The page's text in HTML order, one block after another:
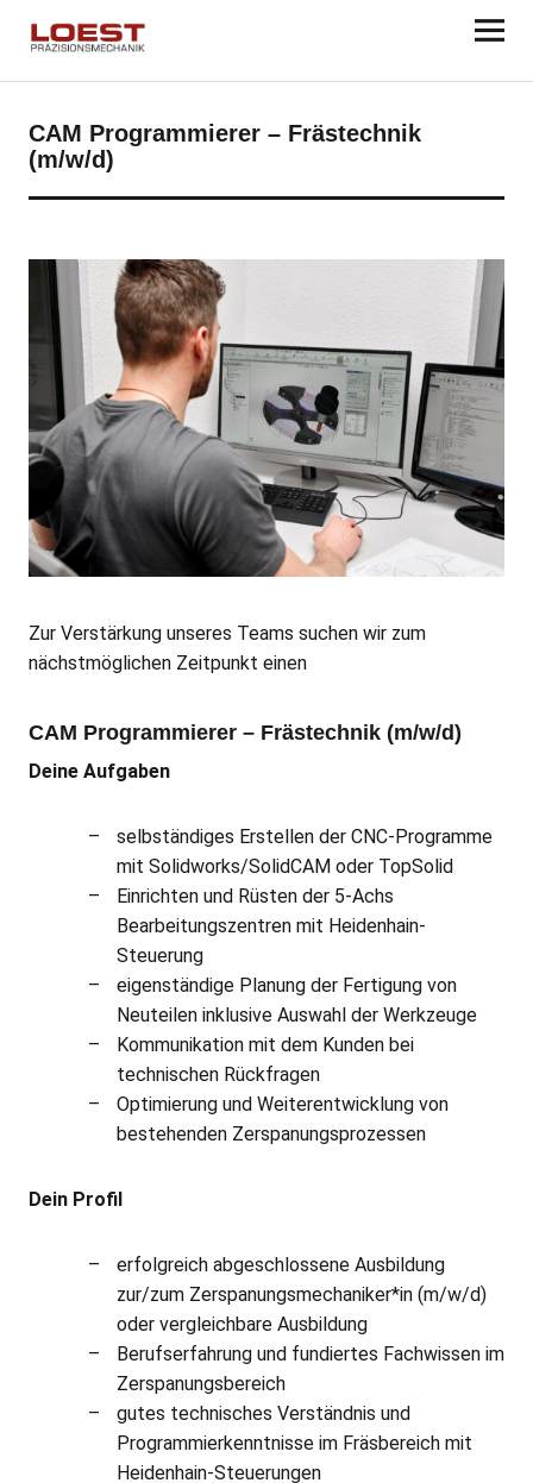
CAM Programmierer – Frästechnik
(m/w/d)
Zur Verstärkung unseres Teams suchen wir zum
nächstmöglichen Zeitpunkt einen
CAM Programmierer – Frästechnik (m/w/d)
Deine Aufgaben
selbständiges Erstellen der CNC-Programme
mit Solidworks/SolidCAM oder TopSolid
Einrichten und Rüsten der 5-Achs
Bearbeitungszentren mit Heidenhain-
Steuerung
eigenständige Planung der Fertigung von
Neuteilen inklusive Auswahl der Werkzeuge
Kommunikation mit dem Kunden bei
technischen Rückfragen
Optimierung und Weiterentwicklung von
bestehenden Zerspanungsprozessen
Dein Profil
erfolgreich abgeschlossene Ausbildung
zur/zum Zerspanungsmechaniker*in (m/w/d)
oder vergleichbare Ausbildung
Berufserfahrung und fundiertes Fachwissen im
Zerspanungsbereich
gutes technisches Verständnis und
Programmierkenntnisse im Fräsbereich mit
Heidenhain-Steuerungen